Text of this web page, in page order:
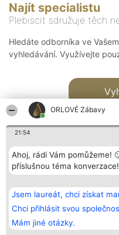
ORLOVÉ Zábavy
21:54
Ahoj, rádi Vám pomůžeme!
příslušnou téma
Jsem laureát, chci získat
Chci přihlásit svou
Mám jiné otázky.
Najít specialistu
Plebiscit sdružuje těch
Hledáte odborníka ve
vyhledávání. Využívejte
Bright Side Solutions sp. z o.
o. sp. k.
ul. Ruska 22
Wrocław 50-079
KRS 0000749100 | Regon
381313360 | NIP 8943132676